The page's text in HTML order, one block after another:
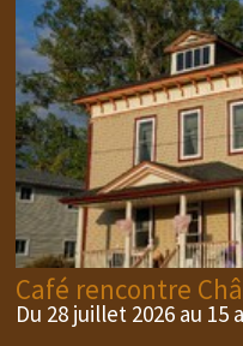
Café rencontre
Du 28 juillet 2026 au 15